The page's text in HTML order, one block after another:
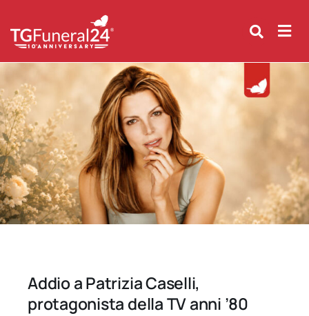
content
Addio a Patrizia Caselli,
protagonista della TV anni ’80